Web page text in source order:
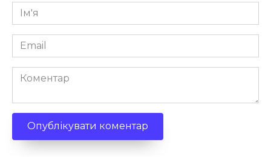
Ім'я
*
Email
*
Коментар